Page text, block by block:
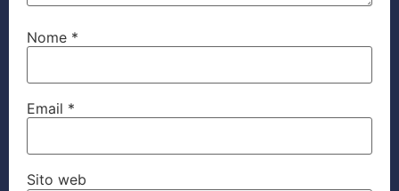
Nome *
Email *
Sito web